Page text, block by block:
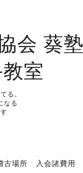
会 葵塾
室
る。
なる
古場所 入会諸費用